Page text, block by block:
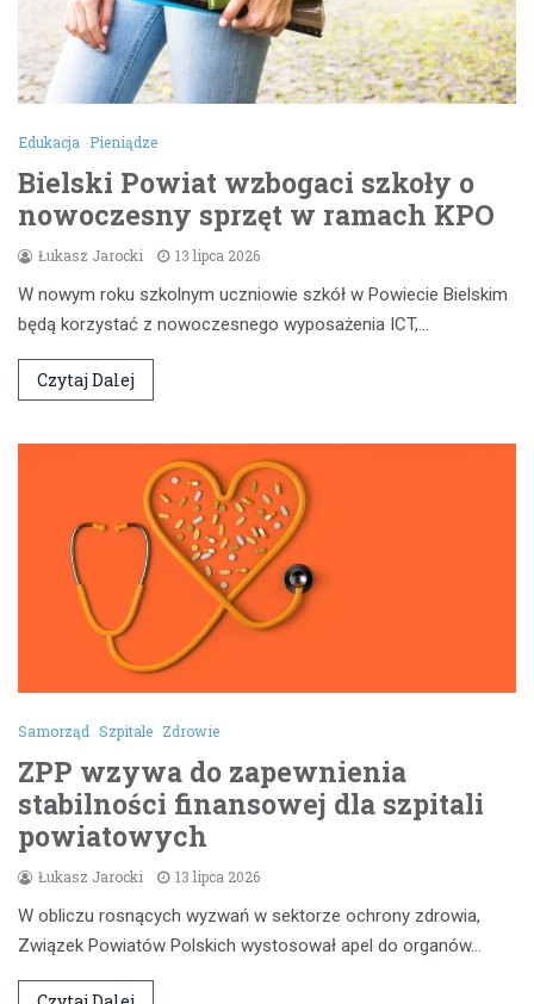
Edukacja Pieniądze
Bielski Powiat wzbogaci szkoły o
nowoczesny sprzęt w ramach KPO
Łukasz Jarocki 13 lipca 2026
W nowym roku szkolnym uczniowie szkół w Powiecie Bielskim
będą korzystać z nowoczesnego wyposażenia ICT,…
Czytaj Dalej
Samorząd Szpitale Zdrowie
ZPP wzywa do zapewnienia
stabilności finansowej dla szpitali
powiatowych
Łukasz Jarocki 13 lipca 2026
W obliczu rosnących wyzwań w sektorze ochrony zdrowia,
Związek Powiatów Polskich wystosował apel do organów…